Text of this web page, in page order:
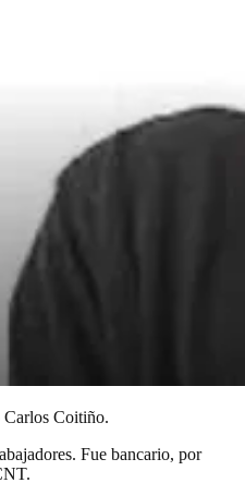
Coitiño.
Fue bancario, por